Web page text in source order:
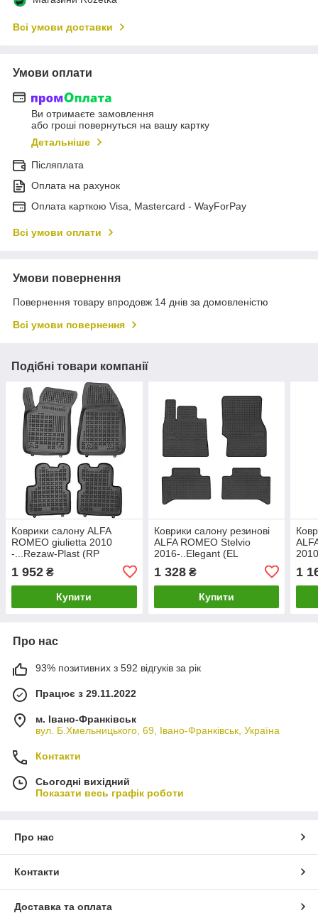
Всі умови доставки
Умови оплати
Ви отримаєте замовлення
або гроші повернуться на вашу картку
Детальніше
Післяплата
Оплата на рахунок
Оплата карткою Visa, Mastercard - WayForPay
Всі умови оплати
Умови повернення
Повернення товару впродовж 14 днів за домовленістю
Всі умови повернення
Подібні товари компанії
Коврики салону ALFA
ROMEO giulietta 2010
-...Rezaw-Plast (RP
1 952 ₴
Купити
Коврики салону резинові
ALFA ROMEO Stelvio
2016-..Elegant (EL
1 328₴
Купити
1
Про нас
93% позитивних з 592 відгуків за рік
Працює з 29.11.2022
м. Івано-Франківськ
вул. Б.Хмельницького, 69, Івано-Франківськ, Україна
Контакти
Сьогодні вихідний
Показати весь графік роботи
Про нас
Контакти
Доставка та оплата